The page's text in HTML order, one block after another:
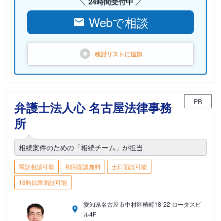
Webで相談
検討リストに追加
弁護士法人心 名古屋法律事務
所
PR
相続案件のための「相続チーム」が担当
電話相談可能 初回面談無料
土日面談可能
18時以降面談可能
愛知県名古屋市中村区椿町18-22 ロータスビ
ル4F